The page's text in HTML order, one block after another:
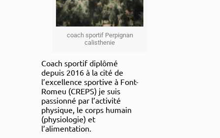
coach sportif Perpignan
calisthenie
Coach sportif diplômé
depuis 2016 à la cité de
l’excellence sportive à Font-
Romeu (CREPS) je suis
passionné par l’activité
physique, le corps humain
(physiologie) et
l’alimentation.